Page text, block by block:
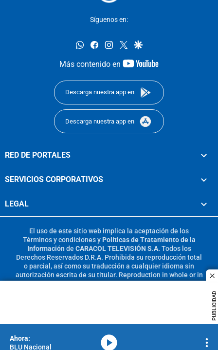
PUBLICIDAD
Síguenos en:
whatsappfacebookinstagram
twittergoogle
Más contenido en
youtube-
Descarga nuestra app en
Descarga nuestra app en
RED DE PORTALES
SERVICIOS CORPORATIVOS
LEGAL
El uso de este sitio web implica la aceptación de los
Términos y condicionesy Políticas de Tratamiento de la
Información de CARACOL TELEVISIÓN S.A. Todos los
Derechos Reservados D.R.A. Prohibida su reproducción total
o parcial, así como su traducción a cualquier idioma sin
autorización escrita de su titular. Reproduction in whole or in
BLU Nacional